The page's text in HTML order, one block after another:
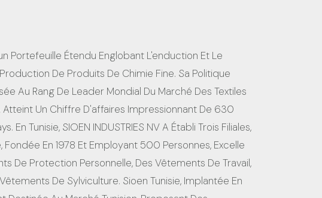
Portefeuille Étendu Englobant L'enduction Et Le
De Produits De Chimie Fine. Sa Politique
Au Rang De Leader Mondial Du Marché Des Textiles
Un Chiffre D'affaires Impressionnant De 630
Tunisie, SIOEN INDUSTRIES NV A Établi Trois Filiales,
En 1978 Et Employant 500 Personnes, Excelle
De Protection Personnelle, Des Vêtements De Travail,
De Sylviculture. Sioen Tunisie, Implantée En